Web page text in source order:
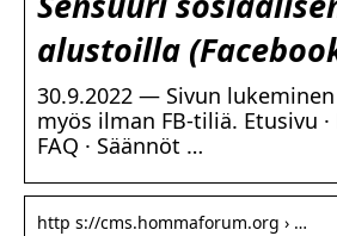
alustoilla
30.9.2022 — Sivun
myös ilman FB-tiliä. Etusivu
FAQ · Säännöt …
http s://cms.hommaforum.org › …